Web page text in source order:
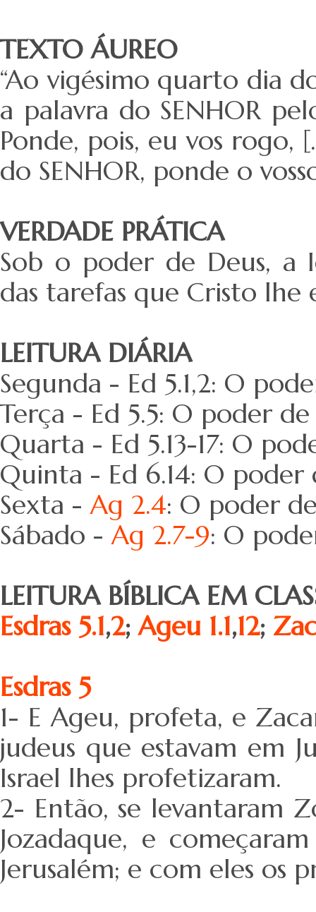
TEXTO ÁUREO
“Ao vigésimo quarto dia
a palavra do SENHOR
Ponde, pois, eu vos
do SENHOR, ponde o
VERDADE PRÁTICA
Sob o poder de Deus, a
das tarefas que Cristo
LEITURA DIÁRIA
Segunda - Ed 5.1,2: O
Terça - Ed 5.5: O poder
Quarta - Ed 5.13-17: O
Quinta - Ed 6.14: O
Sexta -Ag 2.4: O poder
Sábado -Ag 2.7-9: O
LEITURA BÍBLICA EM
Esdras 5.1,2;Ageu 1.1,12;
Esdras 5
1- E Ageu, profeta, e
judeus que estavam em
Israel lhes profetizaram.
2- Então, se levantaram
Jozadaque, e
Jerusalém; e com eles os